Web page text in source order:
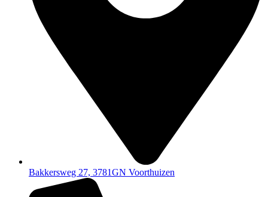
Bakkersweg 27, 3781GN Voorthuizen